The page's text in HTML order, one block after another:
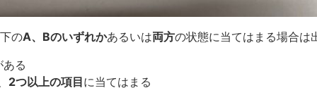
のA、Bのいずれかあるいは両方の状態に当てはまる場合は
ある
2つ以上の項目に当てはまる